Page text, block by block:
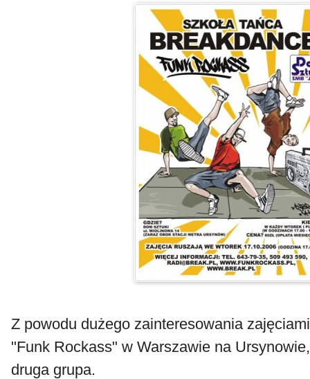
Z powodu dużego zainteresowania
"Funk Rockass" w Warszawie na
druga grupa.